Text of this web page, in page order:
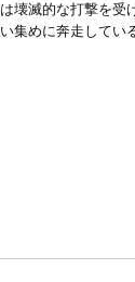
は壊滅的な打撃を受
い集めに奔走してい